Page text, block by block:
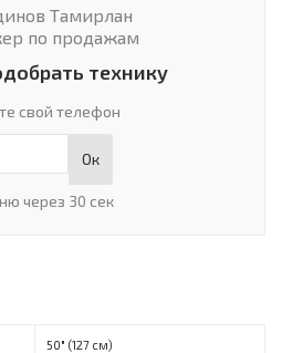
Тамирлан
по продажам
технику
свой телефон
Ок
через 30 сек
50" (127 см)